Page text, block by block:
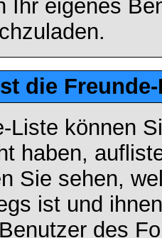
Ihr eigenes
die
Liste können
haben,
Sie sehen,
ist und
des